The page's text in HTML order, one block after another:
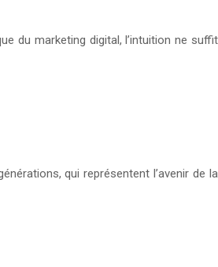
du marketing digital, l’intuition ne suffit
qui représentent l’avenir de la